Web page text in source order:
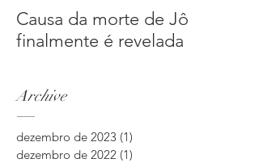
Causa da morte de Jô
finalmente é revelada
Archive
dezembro de 2023 (1)
dezembro de 2022 (1)